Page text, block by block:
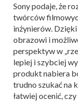
Sony podaje, że
twórców
inżynierów.
obrazowi i
perspektyw w
lepiej i szybciej
produkt nabiera
trudno szukać na
łatwiej ocenić,